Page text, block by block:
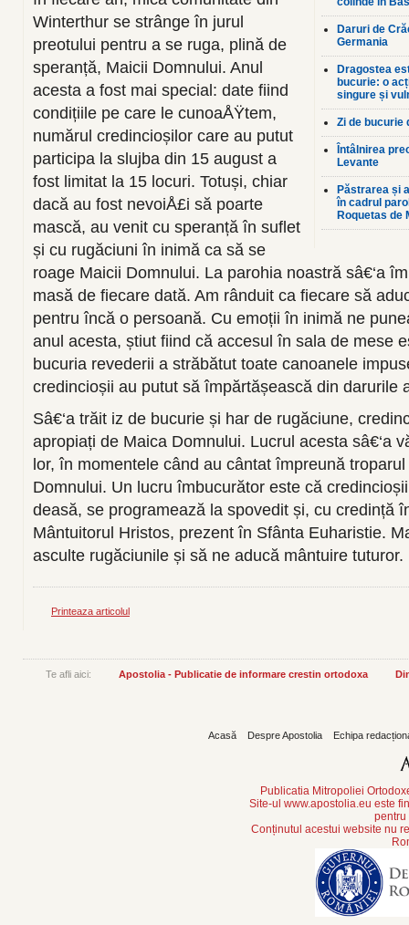
Daruri de
Germania
Dragostea
bucurie: o
singure și
Zi de bucurie
Întâlnirea
Levante
Păstrarea și
în cadrul
Roquetas de
Winterthur se strânge în jurul
preotului pentru a se ruga, plină de
speranță, Maicii Domnului. Anul
acesta a fost mai special: date fiind
condițiile pe care le cunoaÅŸtem,
numărul credincioșilor care au putut
participa la slujba din 15 august a
fost limitat la 15 locuri. Totuși, chiar
dacă au fost nevoiÅ£i să poarte
mască, au venit cu speranță în suflet
și cu rugăciuni în inimă ca să se
roage Maicii Domnului. La parohia noastră sâ€‘a
masă de fiecare dată. Am rânduit ca fiecare să
pentru încă o persoană. Cu emoții în inimă ne
anul acesta, știut fiind că accesul în sala de mese
bucuria revederii a străbătut toate canoanele
credincioșii au putut să împărtășească din darurile
Sâ€‘a trăit iz de bucurie și har de rugăciune,
apropiați de Maica Domnului. Lucrul acesta sâ€‘a
lor, în momentele când au cântat împreună
Domnului. Un lucru îmbucurător este că
deasă, se programează la spovedit și, cu credință
Mântuitorul Hristos, prezent în Sfânta Euharistie.
asculte rugăciunile și să ne aducă mântuire tuturor.
Printeaza articolul
Te afli aici: Apostolia - Publicatie de informare crestin ortodoxa
Acasă Despre Apostolia Echipa
Publicatia Mitropoliei
Site-ul www.apostolia.eu este
pentru
Conținutul acestui website nu